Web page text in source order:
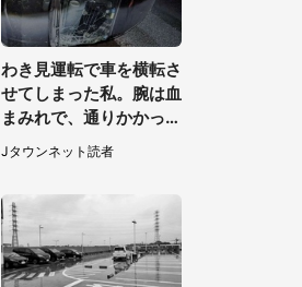
わき見運転で車を横転さ
せてしまった私。腕は血
まみれで、通りかかった
トラックは通り過ぎてい
き...（福岡県・30代女
Jタウンネット読者